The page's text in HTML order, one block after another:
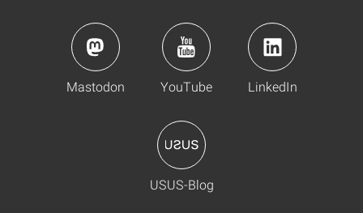
Mastodon YouTube LinkedIn
USUS-Blog